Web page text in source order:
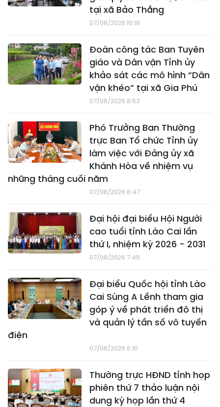
tại xã Bảo Thắng
07/08/2026 10:18
Đoàn công tác Ban Tuyên
giáo và Dân vận Tỉnh ủy
khảo sát các mô hình “Dân
vận khéo” tại xã Gia Phú
07/08/2026 8:53
Phó Trưởng Ban Thường
trực Ban Tổ chức Tỉnh ủy
làm việc với Đảng ủy xã
Khánh Hòa về nhiệm vụ
những tháng cuối năm
07/08/2026 8:47
Đại hội đại biểu Hội Người
cao tuổi tỉnh Lào Cai lần
thứ I, nhiệm kỳ 2026 - 2031
07/08/2026 7:45
Đại biểu Quốc hội tỉnh Lào
Cai Sùng A Lềnh tham gia
góp ý về phát triển đô thị
và quản lý tần số vô tuyến
điện
07/08/2026 6:10
Thường trực HĐND tỉnh họp
phiên thứ 7 thảo luận nội
dung kỳ họp lần thứ 4